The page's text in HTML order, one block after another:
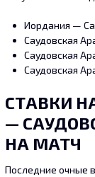
Иордания —
Саудовская
Саудовская
Саудовская
СТАВКИ
—
НА МАТЧ
Последние очные